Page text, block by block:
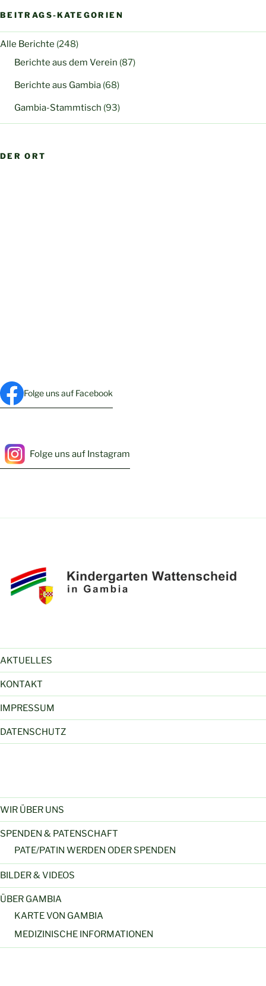
BEITRAGS-KATEGORIEN
Alle Berichte (248)
Berichte aus dem Verein (87)
Berichte aus Gambia (68)
Gambia-Stammtisch (93)
DER ORT
Folge uns auf Facebook
Folge uns auf Instagram
AKTUELLES
KONTAKT
IMPRESSUM
DATENSCHUTZ
WIR ÜBER UNS
SPENDEN & PATENSCHAFT
PATE/PATIN WERDEN ODER SPENDEN
BILDER & VIDEOS
ÜBER GAMBIA
KARTE VON GAMBIA
MEDIZINISCHE INFORMATIONEN